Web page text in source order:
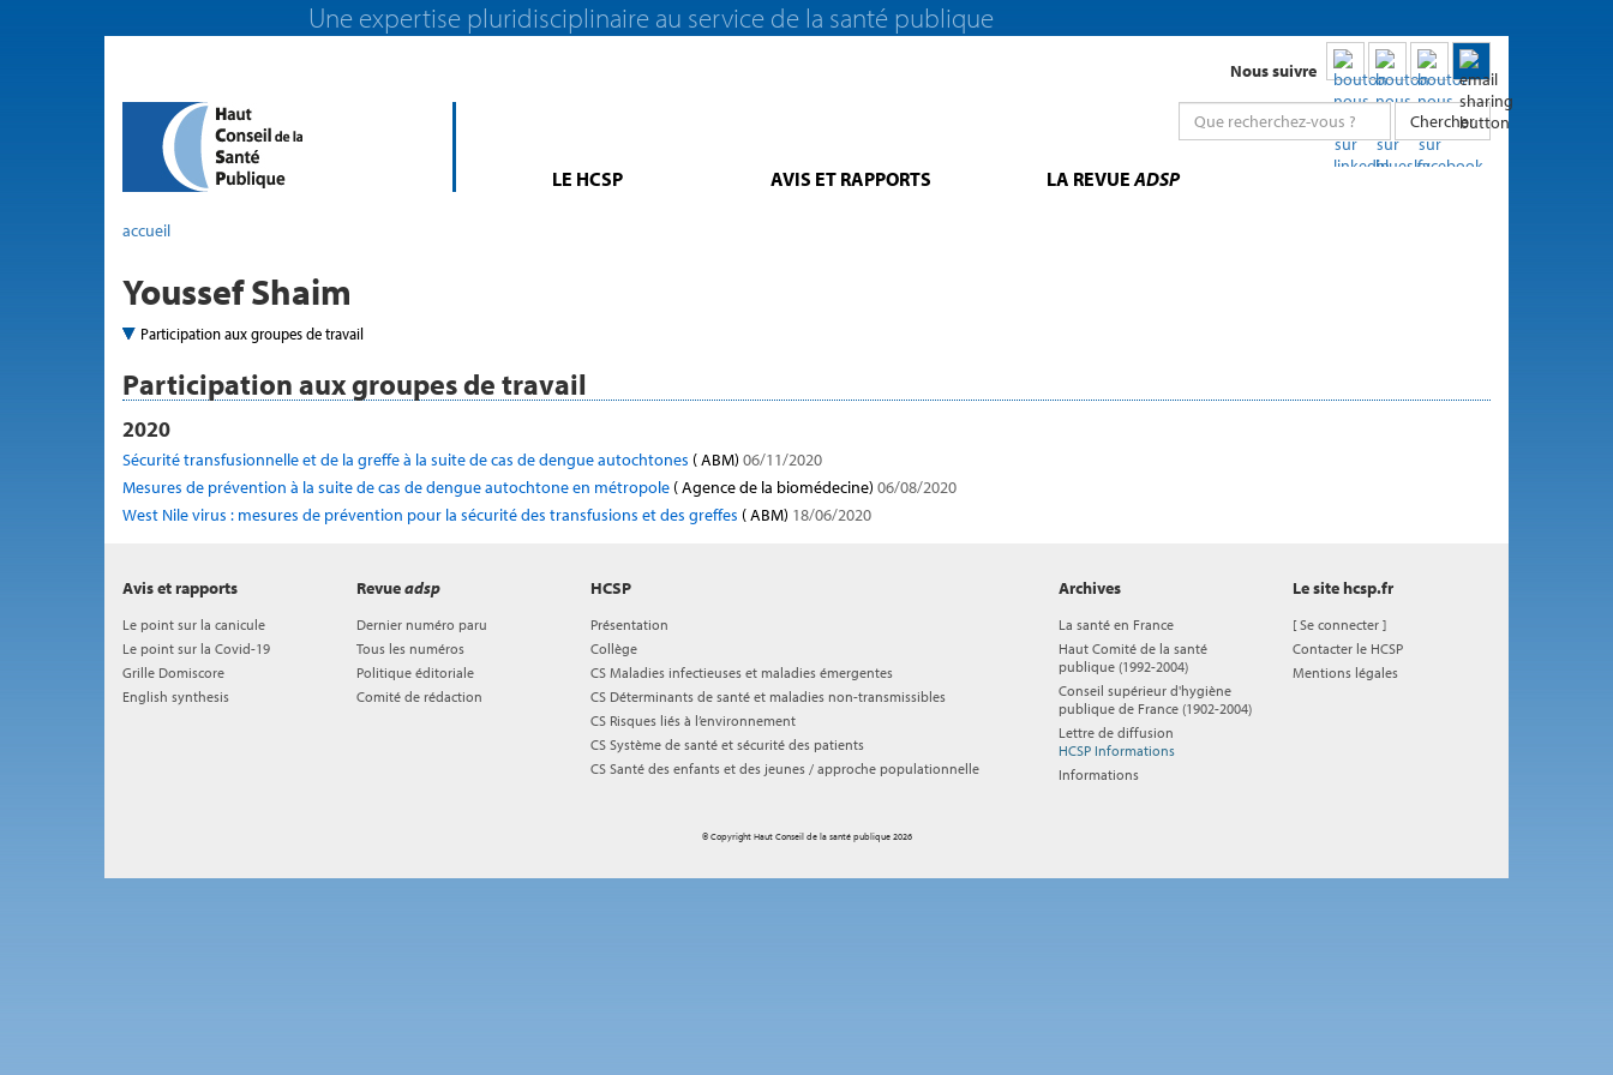
Une expertise pluridisciplinaire au service de la santé publique
Nous suivre
Chercher
LE HCSP AVIS ET RAPPORTS LA REVUEADSP
accueil
Youssef Shaim
Participation aux groupes de travail
Participation aux groupes de travail
2020
Sécurité transfusionnelle et de la greffe à la suite de cas de dengue autochtones ( ABM) 06/11/2020
Mesures de prévention à la suite de cas de dengue autochtone en métropole ( Agence de la biomédecine) 06/08/2020
West Nile virus : mesures de prévention pour la sécurité des transfusions et des greffes ( ABM) 18/06/2020
HCSP
Présentation
Collège
CS Maladies infectieuses et maladies émergentes
CS Déterminants de santé et maladies non-transmissibles
CS Risques liés à l’environnement
CS Système de santé et sécurité des patients
CS Santé des enfants et des jeunes / approche populationnelle
Avis et rapports
Le point sur la canicule
Le point sur la Covid-19
Grille Domiscore
English synthesis
Revueadsp
Dernier numéro paru
Tous les numéros
Politique éditoriale
Comité de rédaction
Archives
La santé en France
Haut Comité de la santé
publique (1992-2004)
Conseil supérieur d'hygiène
publique de France (1902-2004)
Lettre de diffusion
HCSP Informations
Informations
Le site hcsp.fr
[Se connecter ]
Contacter le HCSP
Mentions légales
© Copyright Haut Conseil de la santé publique 2026